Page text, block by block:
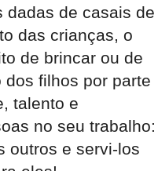
dadas de casais de
das crianças, o
de brincar ou de
filhos por parte
talento e
no seu trabalho:
outros e servi-los